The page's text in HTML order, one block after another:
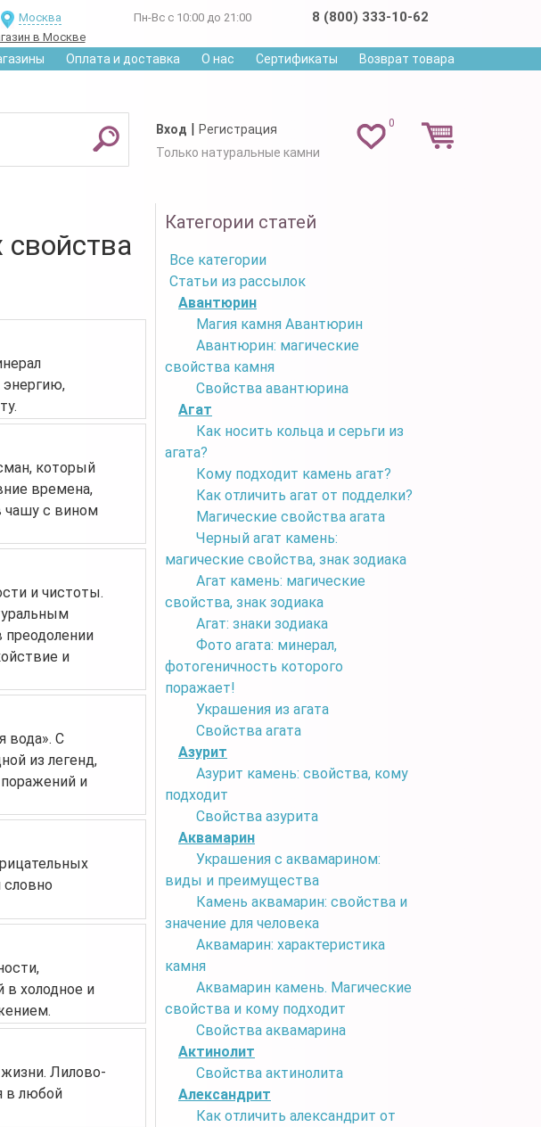
Москва
в Москве
Пн-Вс с 10:00 до 21:00 8 (800) 333-10-62
Оплата и доставка О нас Сертификаты Возврат товара
0
Вход | Регистрация
Только натуральные камни
энергию,
который
времена,
чашу с вином
и чистоты.
преодолении
и
вода». С
из легенд,
и
в холодное и
жизни. Лилово-
в любой
Категории статей
Все категории
Статьи из рассылок
Авантюрин
Магия камня Авантюрин
Авантюрин: магические
свойства камня
Свойства авантюрина
Агат
Как носить кольца и серьги из
агата?
Кому подходит камень агат?
Как отличить агат от подделки?
Магические свойства агата
Черный агат камень:
магические свойства, знак зодиака
Агат камень: магические
свойства, знак зодиака
Агат: знаки зодиака
Фото агата: минерал,
фотогеничность которого
поражает!
Украшения из агата
Свойства агата
Азурит
Азурит камень: свойства, кому
подходит
Свойства азурита
Аквамарин
Украшения с аквамарином:
виды и преимущества
Камень аквамарин: свойства и
значение для человека
Аквамарин: характеристика
камня
Аквамарин камень. Магические
свойства и кому подходит
Свойства аквамарина
Актинолит
Свойства актинолита
Александрит
Как отличить александрит от